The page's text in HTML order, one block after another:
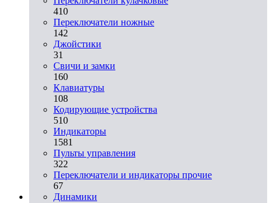
410
Переключатели ножные
142
Джойстики
31
Свичи и замки
160
Клавиатуры
108
Кодирующие устройства
510
Индикаторы
1581
Пульты управления
322
Переключатели и индикаторы прочие
67
Динамики